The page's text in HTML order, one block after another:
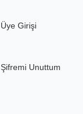
Üye Girişi
Şifremi Unuttum